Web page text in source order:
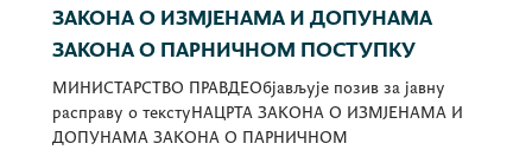
ЗАКОНА О ИЗМЈЕНАМА И ДОПУНАМА
ЗАКОНА О ПАРНИЧНОМ ПОСТУПКУ
МИНИСТАРСТВО ПРАВДЕОбјављује позив за јавну
расправу о текстуНАЦРТА ЗАКОНА О ИЗМЈЕНАМА И
ДОПУНАМА ЗАКОНА О ПАРНИЧНОМ